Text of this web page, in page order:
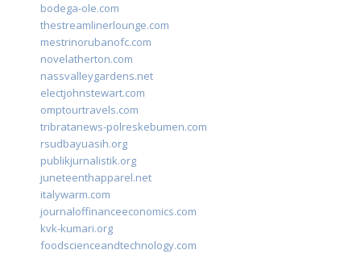
bodega-ole.com
thestreamlinerlounge.com
mestrinorubanofc.com
novelatherton.com
nassvalleygardens.net
electjohnstewart.com
omptourtravels.com
tribratanews-polreskebumen.com
rsudbayuasih.org
publikjurnalistik.org
juneteenthapparel.net
italywarm.com
journaloffinanceeconomics.com
kvk-kumari.org
foodscienceandtechnology.com